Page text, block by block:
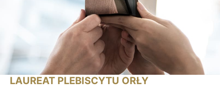
LAUREAT PLEBISCYTU ORŁY